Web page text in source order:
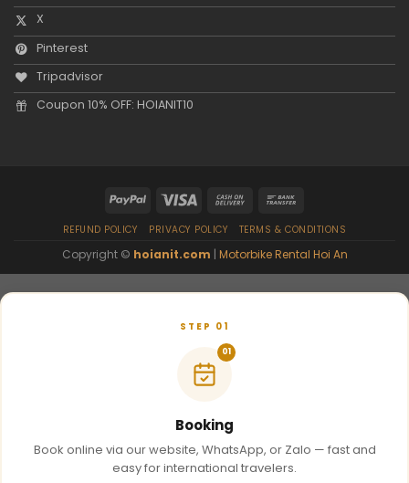
X
Pinterest
Tripadvisor
Coupon 10% OFF: HOIANIT10
REFUND POLICY PRIVACY POLICY TERMS & CONDITIONS
Copyright © hoianit.com | Motorbike Rental Hoi An
STEP 01
01
Booking
Book online via our website, WhatsApp, or Zalo — fast and
easy for international travelers.